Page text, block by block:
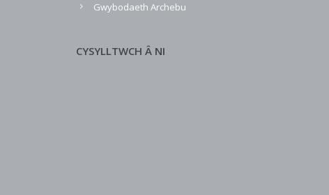
Gwybodaeth Archebu
CYSYLLTWCH Â NI